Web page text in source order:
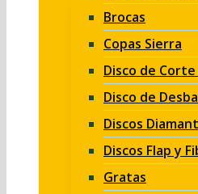
Brocas
Copas Sierra
Disco de Corte
Disco de
Discos
Discos Flap y
Gratas